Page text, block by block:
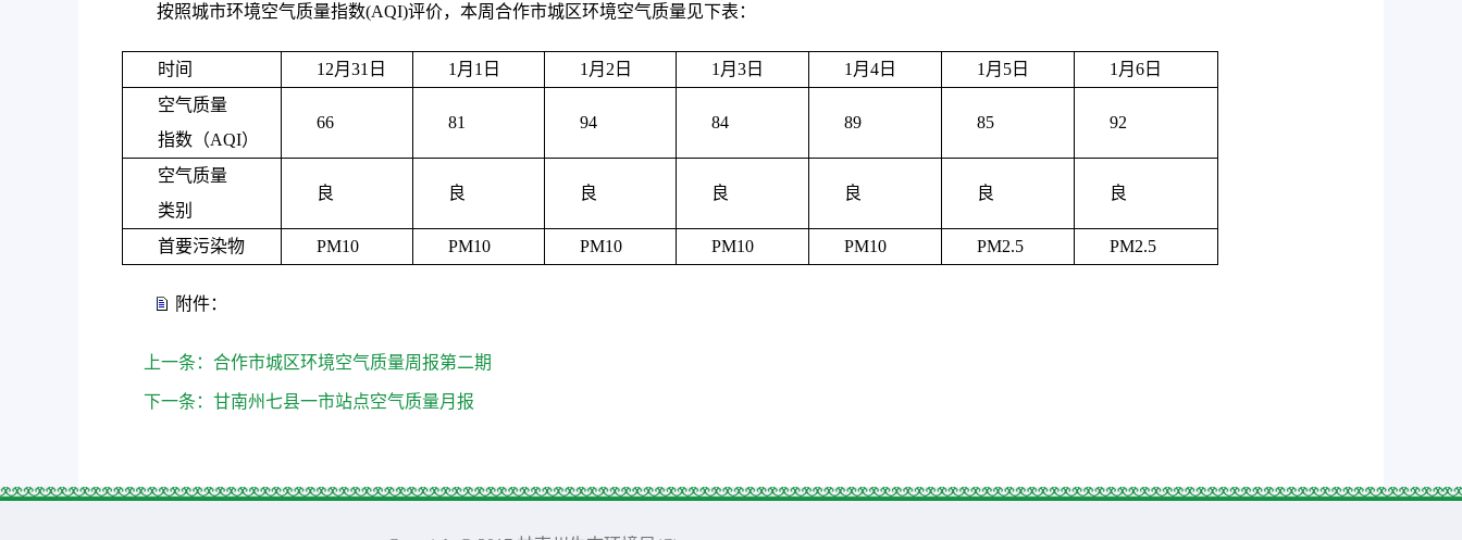
按照城市环境空气质量指数(AQI)评价，本周合作市城区环境空气质量见下表：
时间 12月31日 1月1日 1月2日 1月3日 1月4日 1月5日
1月6日
空气质量
指数（AQI）
66 81 94 84 89 85 92
空气质量
类别
良 良 良 良 良 良 良
首要污染物 PM10 PM10 PM10 PM10 PM10 PM2.5 PM2.5
附件：
上一条： 合作市城区环境空气质量周报第二期
下一条： 甘南州七县一市站点空气质量月报